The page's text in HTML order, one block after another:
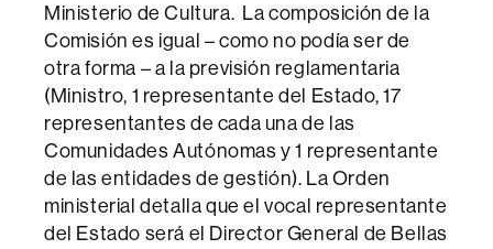
Ministerio de Cultura. La composición de la
Comisión es igual – como no podía ser de
otra forma – a la previsión reglamentaria
(Ministro, 1 representante del Estado, 17
representantes de cada una de las
Comunidades Autónomas y 1 representante
de las entidades de gestión). La Orden
ministerial detalla que el vocal representante
del Estado será el Director General de Bellas